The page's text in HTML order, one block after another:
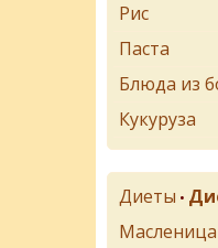
Рис
Паста
Блюда из
Кукуруза
Диеты •
Масленица